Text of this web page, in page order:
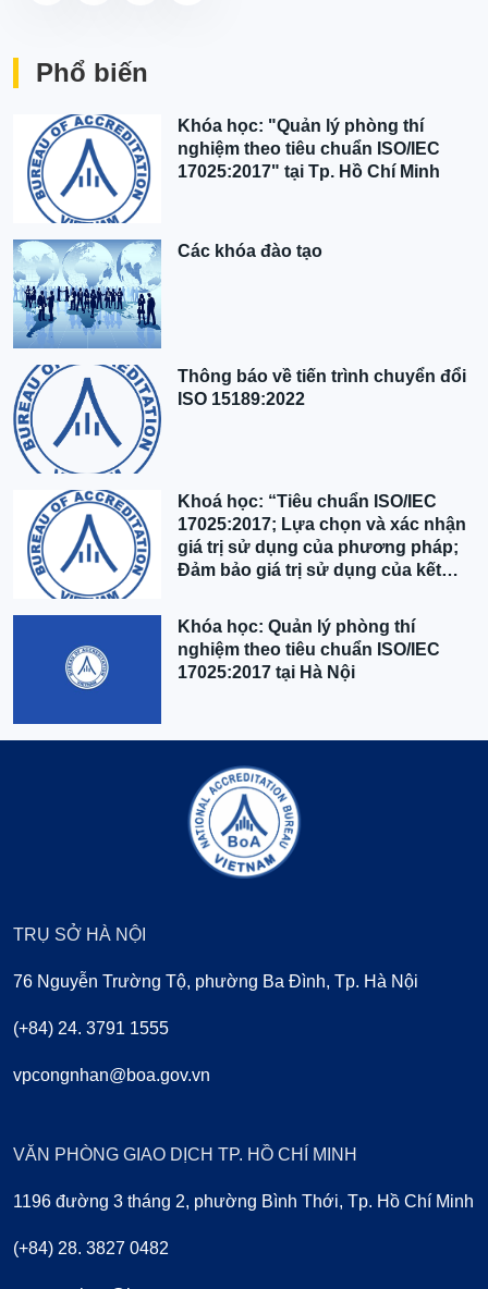
Phổ biến
Khóa học: "Quản lý phòng thí
nghiệm theo tiêu chuẩn ISO/IEC
17025:2017" tại Tp. Hồ Chí Minh
Các khóa đào tạo
Thông báo về tiến trình chuyển đổi
ISO 15189:2022
Khoá học: “Tiêu chuẩn ISO/IEC
17025:2017; Lựa chọn và xác nhận
giá trị sử dụng của phương pháp;
Đảm bảo giá trị sử dụng của kết
Khóa học: Quản lý phòng thí
nghiệm theo tiêu chuẩn ISO/IEC
17025:2017 tại Hà Nội
TRỤ SỞ HÀ NỘI
76 Nguyễn Trường Tộ, phường Ba Đình, Tp. Hà Nội
(+84) 24. 3791 1555
vpcongnhan@boa.gov.vn
VĂN PHÒNG GIAO DỊCH TP. HỒ CHÍ MINH
1196 đường 3 tháng 2, phường Bình Thới, Tp. Hồ Chí Minh
(+84) 28. 3827 0482